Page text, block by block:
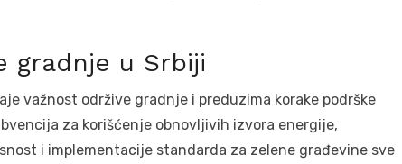
gradnje u Srbiji
važnost održive gradnje i preduzima korake podrške
za korišćenje obnovljivih izvora energije,
i implementacije standarda za zelene građevine sve